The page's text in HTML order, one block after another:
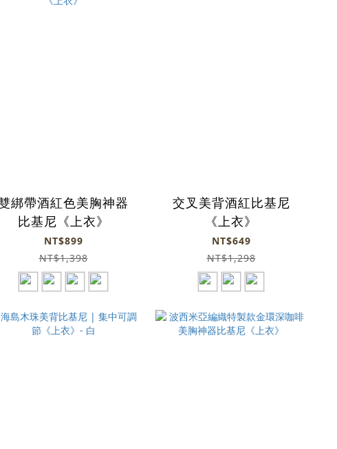
綁帶酒紅色美胸神器
比基尼《上衣》
NT$899
NT$1,398
交叉美背酒紅比基尼
《上衣》
NT$649
NT$1,298